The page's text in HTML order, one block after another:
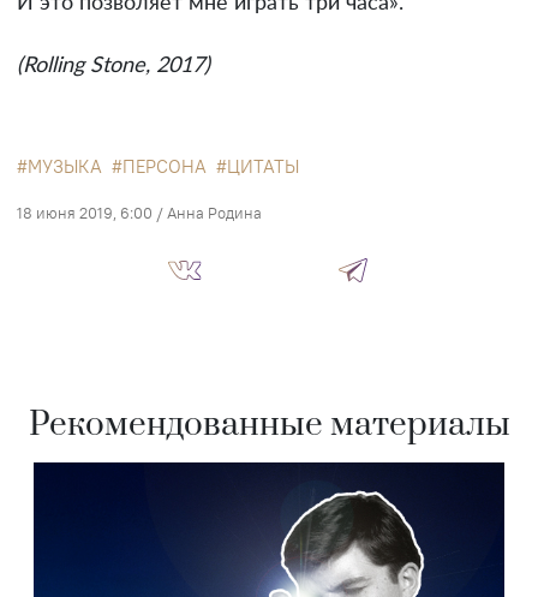
(Rolling Stone, 2017)
МУЗЫКА ПЕРСОНА ЦИТАТЫ
18 июня 2019, 6:00 /Анна Родина
Рекомендованные материалы